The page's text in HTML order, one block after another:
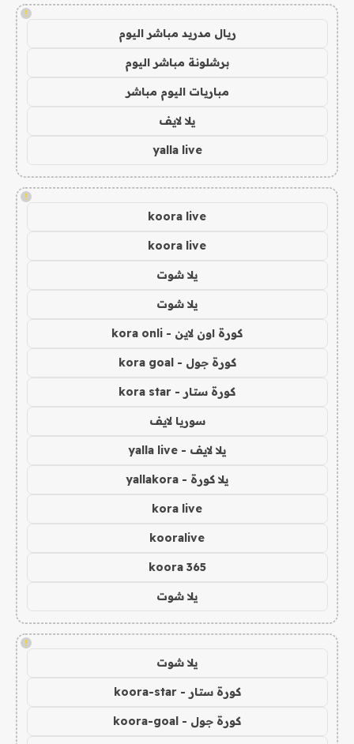
!
ريال مدريد مباشر اليوم
برشلونة مباشر اليوم
مباريات اليوم مباشر
يلا لايف
yalla live
!
koora live
koora live
يلا شوت
يلا شوت
كورة اون لاين - kora onli
كورة جول - kora goal
كورة ستار - kora star
سوريا لايف
يلا لايف - yalla live
يلا كورة - yallakora
kora live
kooralive
koora 365
يلا شوت
!
يلا شوت
كورة ستار - koora-star
كورة جول - koora-goal